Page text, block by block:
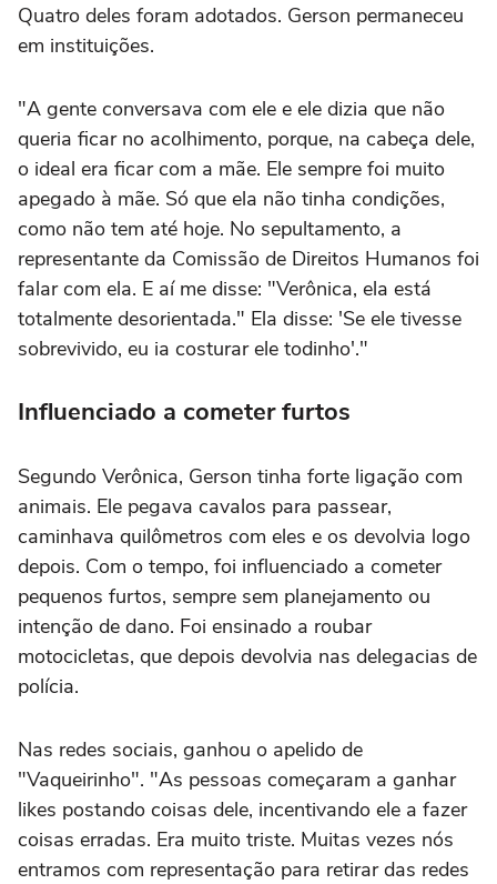
Quatro deles foram adotados. Gerson permaneceu
em instituições.
"A gente conversava com ele e ele dizia que não
queria ficar no acolhimento, porque, na cabeça dele,
o ideal era ficar com a mãe. Ele sempre foi muito
apegado à mãe. Só que ela não tinha condições,
como não tem até hoje. No sepultamento, a
representante da Comissão de Direitos Humanos foi
falar com ela. E aí me disse: "Verônica, ela está
totalmente desorientada." Ela disse: 'Se ele tivesse
sobrevivido, eu ia costurar ele todinho'."
Influenciado a cometer furtos
Segundo Verônica, Gerson tinha forte ligação com
animais. Ele pegava cavalos para passear,
caminhava quilômetros com eles e os devolvia logo
depois. Com o tempo, foi influenciado a cometer
pequenos furtos, sempre sem planejamento ou
intenção de dano. Foi ensinado a roubar
motocicletas, que depois devolvia nas delegacias de
polícia.
Nas redes sociais, ganhou o apelido de
"Vaqueirinho". "As pessoas começaram a ganhar
likes postando coisas dele, incentivando ele a fazer
coisas erradas. Era muito triste. Muitas vezes nós
entramos com representação para retirar das redes